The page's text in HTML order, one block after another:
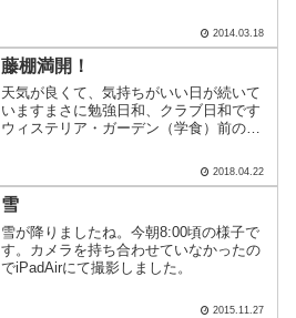
2014.03.18
藤棚満開！
天気が良くて、気持ちがいい日が続いて
いますまさに勉強日和、クラブ日和です
ウィステリア・ガーデン（学食）前の、
2018.04.22
雪
雪が降りましたね。今朝8:00頃の様子で
す。カメラを持ち合わせていなかったの
でiPadAirにて撮影しました。
2015.11.27